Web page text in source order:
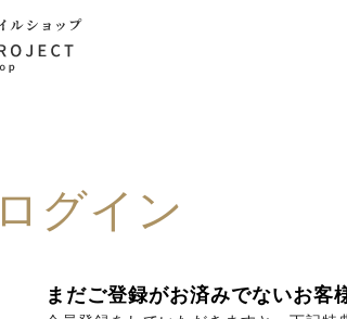
ログイン
まだご登録がお済みでないお客